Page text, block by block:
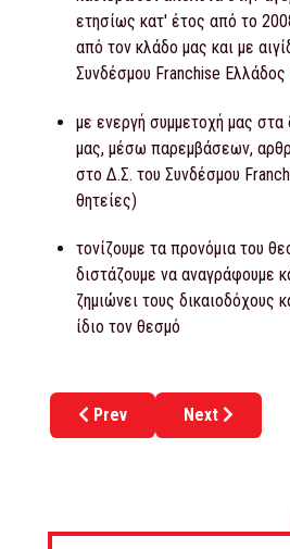
ετησίως κατ' έτος από το
από τον κλάδο μας και με
Συνδέσμου Franchise Ελλάδος
με ενεργή συμμετοχή μας
μας, μέσω παρεμβάσεων,
στο Δ.Σ. του Συνδέσμου
θητείες)
τονίζουμε τα προνόμια του
διστάζουμε να αναγράφουμε
ζημιώνει τους δικαιοδόχους
ίδιο τον θεσμό
Previous article: Θεσμικός
Prev Next article:
Next